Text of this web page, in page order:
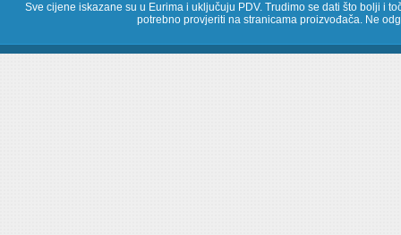
Sve cijene iskazane su u Eurima i uključuju PDV. Trudimo se dati što bolji i
potrebno provjeriti na stranicama proizvođača. Ne